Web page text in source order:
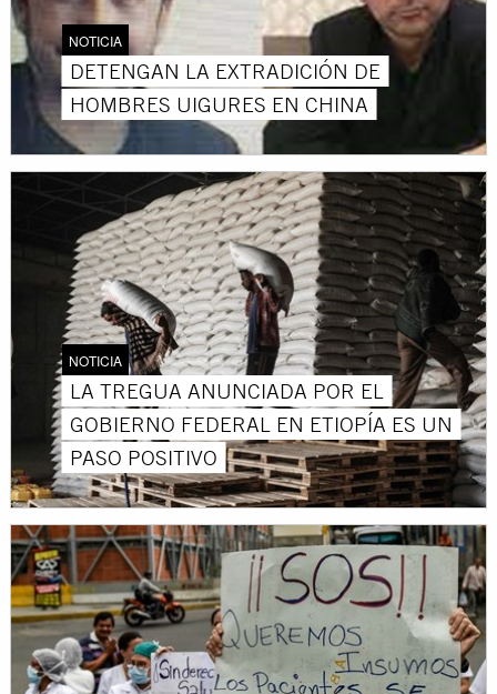
NOTICIA
DETENGAN LA EXTRADICIÓN DE
HOMBRES UIGURES EN CHINA
NOTICIA
LA TREGUA ANUNCIADA POR EL
GOBIERNO FEDERAL EN ETIOPÍA ES UN
PASO POSITIVO